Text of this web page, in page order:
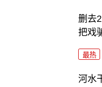
删去
把戏
最热
河水